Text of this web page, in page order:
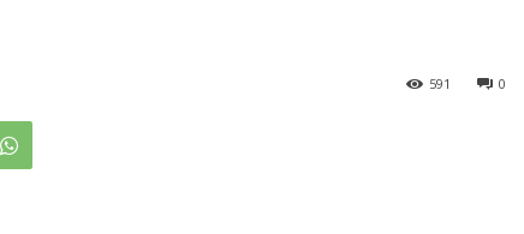
0
591